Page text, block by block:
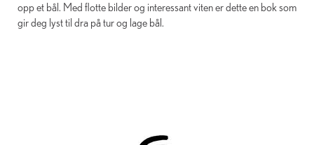
opp et bål. Med flotte bilder og interessant viten er dette en bok som
gir deg lyst til dra på tur og lage bål.